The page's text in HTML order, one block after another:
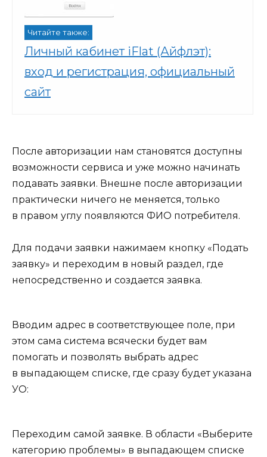
Читайте также:
Личный кабинет iFlat (Айфлэт):
вход и регистрация, официальный
сайт
После авторизации нам становятся доступны
возможности сервиса и уже можно начинать
подавать заявки. Внешне после авторизации
практически ничего не меняется, только
в правом углу появляются ФИО потребителя.
Для подачи заявки нажимаем кнопку «Подать
заявку» и переходим в новый раздел, где
непосредственно и создается заявка.
Вводим адрес в соответствующее поле, при
этом сама система всячески будет вам
помогать и позволять выбрать адрес
в выпадающем списке, где сразу будет указана
УО:
Переходим самой заявке. В области «Выберите
категорию проблемы» в выпадающем списке